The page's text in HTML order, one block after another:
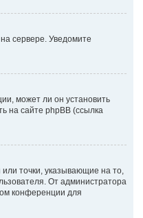
сервере. Уведомите
может ли он установить
на сайте phpBB (ссылка
или точки, указывающие на то,
От администратора
конференции для